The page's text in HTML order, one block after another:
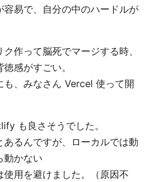
易で、自分の中のハードルが
作って脳死でマージする時、
感がすごい。
も、みなさん Vercel 使って開
も良さそうでした。
るんですが、ローカルでは動
動かない
用を避けました。（原因不